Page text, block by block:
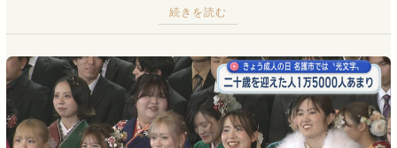
続きを読む